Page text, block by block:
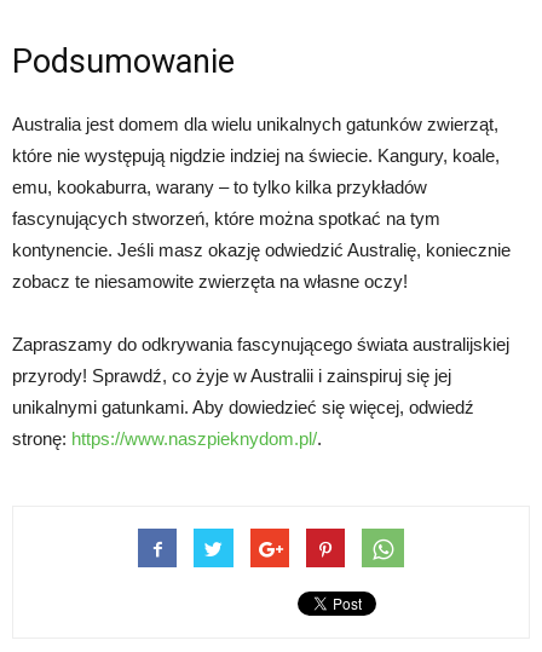
Podsumowanie
Australia jest domem dla wielu unikalnych gatunków zwierząt,
które nie występują nigdzie indziej na świecie. Kangury, koale,
emu, kookaburra, warany – to tylko kilka przykładów
fascynujących stworzeń, które można spotkać na tym
kontynencie. Jeśli masz okazję odwiedzić Australię, koniecznie
zobacz te niesamowite zwierzęta na własne oczy!
Zapraszamy do odkrywania fascynującego świata australijskiej
przyrody! Sprawdź, co żyje w Australii i zainspiruj się jej
unikalnymi gatunkami. Aby dowiedzieć się więcej, odwiedź
stronę: https://www.naszpieknydom.pl/.